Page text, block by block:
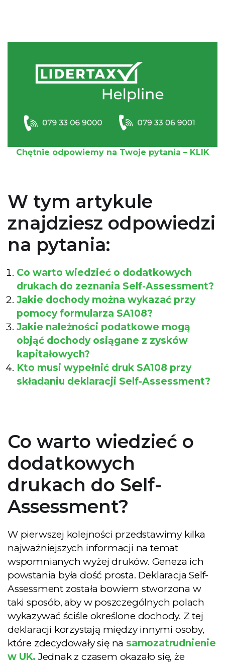
Chętnie odpowiemy na Twoje pytania – KLIK
W tym artykule
znajdziesz odpowiedzi
na pytania:
Co warto wiedzieć o dodatkowych
drukach do zeznania Self-Assessment?
Jakie dochody można wykazać przy
pomocy formularza SA108?
Jakie należności podatkowe mogą
objąć dochody osiągane z zysków
kapitałowych?
Kto musi wypełnić druk SA108 przy
składaniu deklaracji Self-Assessment?
Co warto wiedzieć o
dodatkowych
drukach do Self-
Assessment?
W pierwszej kolejności przedstawimy kilka
najważniejszych informacji na temat
wspomnianych wyżej druków. Geneza ich
powstania była dość prosta. Deklaracja Self-
Assessment została bowiem stworzona w
taki sposób, aby w poszczególnych polach
wykazywać ściśle określone dochody. Z tej
deklaracji korzystają między innymi osoby,
które zdecydowały się na samozatrudnienie
w UK. Jednak z czasem okazało się, że